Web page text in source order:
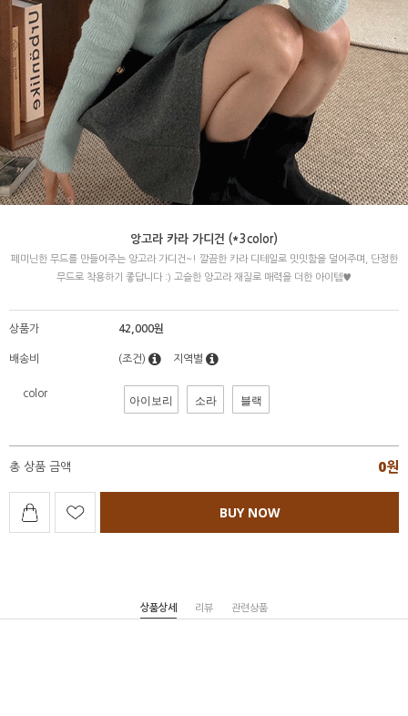
앙고라 카라 가디건 (*3color)
페미닌한 무드를 만들어주는 앙고라 가디건~! 깔끔한 카라 디테일로 밋밋함을 덜어주며, 단정한
무드로 착용하기 좋답니다 :) 고슬한 앙고라 재질로 매력을 더한 아이템♥
상품가 42,000원
배송비 (조건) 지역별
color 아이보리 소라 블랙
총 상품 금액 0원
BUY NOW
상품상세 리뷰 관련상품